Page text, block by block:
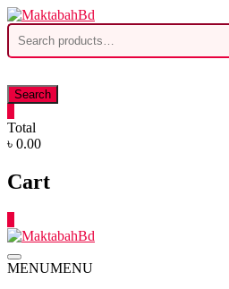
Skip
to
content
Search
for:
Search
Total
৳ 0.00
Cart
MENUMENU